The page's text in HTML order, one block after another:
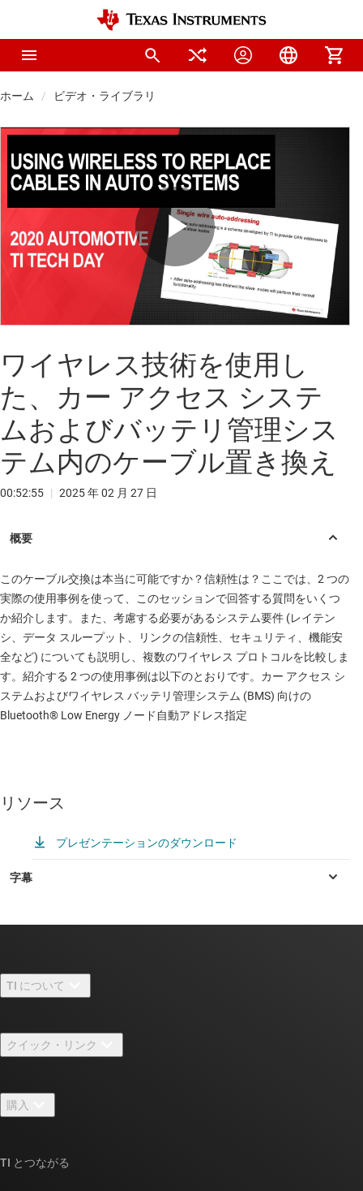
ホーム ビデオ・ライブラリ
Play
Video
ワイヤレス技術を使用し
た、カー アクセス システ
ムおよびバッテリ管理シス
テム内のケーブル置き換え
00:52:55 | 2025 年 02 月 27 日
このケーブル交換は本当に可能ですか？信頼性は？ここでは、2 つの
実際の使用事例を使って、このセッションで回答する質問をいくつ
か紹介します。また、考慮する必要があるシステム要件 (レイテン
シ、データ スループット、リンクの信頼性、セキュリティ、機能安
全など) についても説明し、複数のワイヤレス プロトコルを比較しま
す。紹介する 2 つの使用事例は以下のとおりです。カー アクセス シ
ステムおよびワイヤレス バッテリ管理システム (BMS) 向けの
Bluetooth® Low Energy ノード自動アドレス指定
リソース
プレゼンテーションのダウンロード
TI について
採用情報
ニュース
イベント
クイック・リンク
TI E2E™ 設計サポート・フォーラム
クロスリファレンス検索
購入
TI とつながる